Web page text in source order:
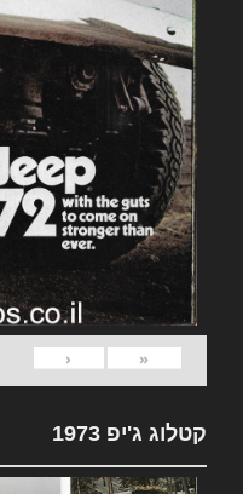
«
‹
קטלוג ג'יפ 1973